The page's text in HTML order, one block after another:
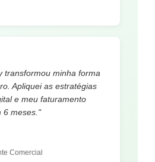
transformou minha forma
Apliquei as estratégias
e meu faturamento
6 meses."
Comercial